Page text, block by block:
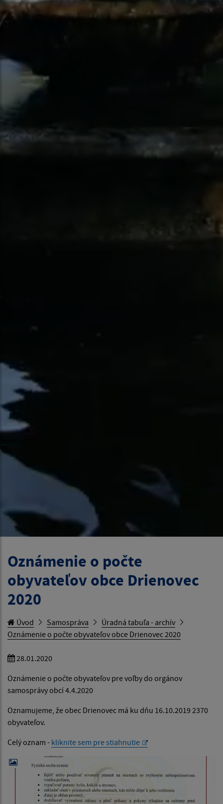
Oznámenie o počte
obyvateľov obce Drienovec
2020
Úvod Samospráva
Úradná tabuľa - archív
Oznámenie o počte obyvateľov obce Drienovec 2020
28.01.2020
Oznámenie o počte obyvateľov pre voľby do orgánov
samosprávy obcí 4.4.2020
Oznamujeme, že obec Drienovec má ku dňu 16.10.2019 2370
obyvateľov.
Celý oznam - kliknite sem pre stiahnutie